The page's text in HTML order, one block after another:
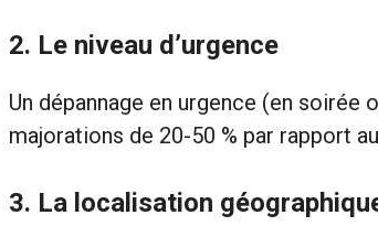
2. Le niveau d’urgence
Un dépannage en urgence (en
majorations de 20-50 % par rapport
3. La localisation